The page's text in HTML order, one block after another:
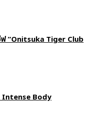
“Onitsuka Tiger Club
Intense Body